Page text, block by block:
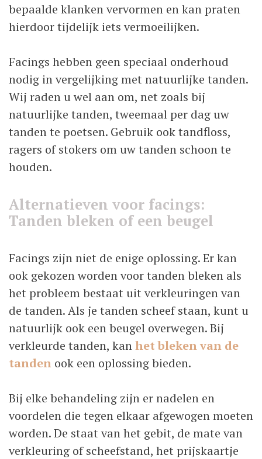
bepaalde klanken vervormen en kan praten
hierdoor tijdelijk iets vermoeilijken.
Facings hebben geen speciaal onderhoud
nodig in vergelijking met natuurlijke tanden.
Wij raden u wel aan om, net zoals bij
natuurlijke tanden, tweemaal per dag uw
tanden te poetsen. Gebruik ook tandfloss,
ragers of stokers om uw tanden schoon te
houden.
Alternatieven voor facings:
Tanden bleken of een beugel
Facings zijn niet de enige oplossing. Er kan
ook gekozen worden voor tanden bleken als
het probleem bestaat uit verkleuringen van
de tanden. Als je tanden scheef staan, kunt u
natuurlijk ook een beugel overwegen. Bij
verkleurde tanden, kanhet bleken van de
tanden ook een oplossing bieden.
Bij elke behandeling zijn er nadelen en
voordelen die tegen elkaar afgewogen moeten
worden. De staat van het gebit, de mate van
verkleuring of scheefstand, het prijskaartje